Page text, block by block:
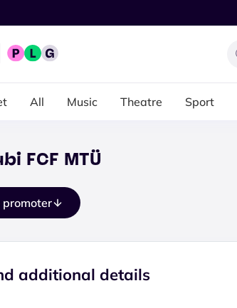
All Music Theatre Sport
FCF MTÜ
promoter
additional details